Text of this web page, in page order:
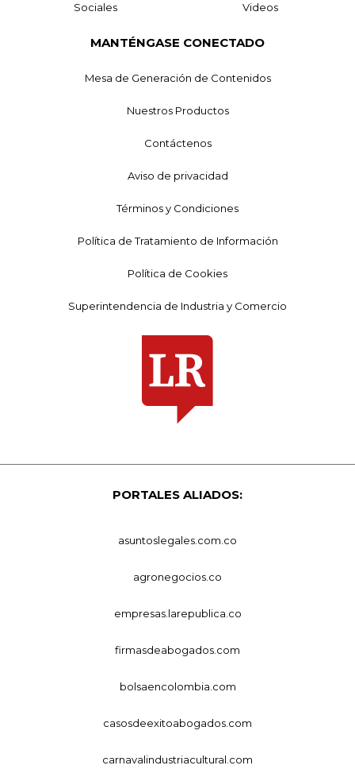
Sociales Videos
MANTÉNGASE CONECTADO
Mesa de Generación de Contenidos
Nuestros Productos
Contáctenos
Aviso de privacidad
Términos y Condiciones
Política de Tratamiento de Información
Política de Cookies
Superintendencia de Industria y Comercio
PORTALES ALIADOS:
asuntoslegales.com.co
agronegocios.co
empresas.larepublica.co
firmasdeabogados.com
bolsaencolombia.com
casosdeexitoabogados.com
carnavalindustriacultural.com